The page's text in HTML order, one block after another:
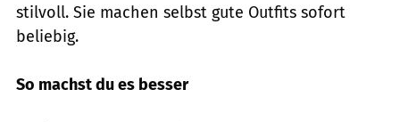
stilvoll. Sie machen selbst gute Outfits sofort
beliebig.
So machst du es besser